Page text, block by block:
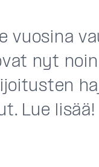
vuosina
nyt
Lue lisää!